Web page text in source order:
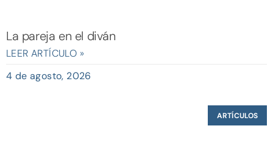
La pareja en el diván
LEER ARTÍCULO »
4 de agosto, 2026
ARTÍCULOS